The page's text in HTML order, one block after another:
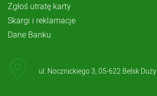
Zgłoś utratę karty
Skargi i reklamacje
Dane Banku
ul. Nocznickiego 3, 05-622 Belsk Duży